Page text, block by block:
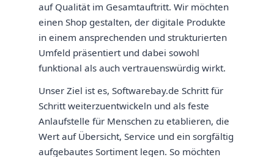
auf Qualität im Gesamtauftritt. Wir möchten
einen Shop gestalten, der digitale Produkte
in einem ansprechenden und strukturierten
Umfeld präsentiert und dabei sowohl
funktional als auch vertrauenswürdig wirkt.
Unser Ziel ist es, Softwarebay.de Schritt für
Schritt weiterzuentwickeln und als feste
Anlaufstelle für Menschen zu etablieren, die
Wert auf Übersicht, Service und ein sorgfältig
aufgebautes Sortiment legen. So möchten